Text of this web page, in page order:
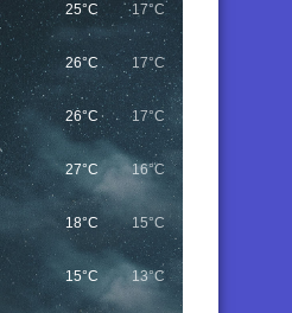
25°C 17°C
26°C 17°C
26°C 17°C
27°C 16°C
18°C 15°C
15°C 13°C